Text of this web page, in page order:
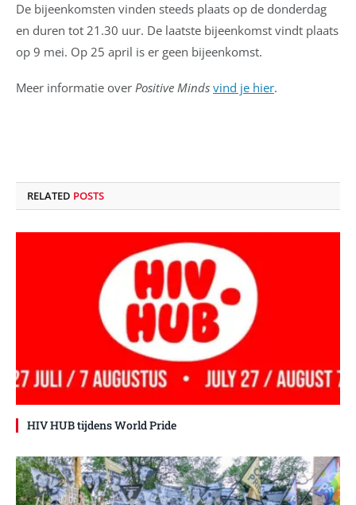
De bijeenkomsten vinden steeds plaats op de donderdag
en duren tot 21.30 uur. De laatste bijeenkomst vindt plaats
op 9 mei. Op 25 april is er geen bijeenkomst.
Meer informatie over Positive Minds vind je hier.
RELATED POSTS
HIV HUB tijdens World Pride